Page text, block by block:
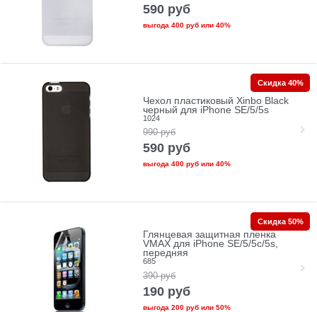
590 руб
выгода 400 рубили 40%
Чехол пластиковый Xinbo Black
черный для iPhone SE/5/5s
1024
990 руб
590 руб
выгода 400 рубили 40%
Скидка 40%
Глянцевая защитная пленка
VMAX для iPhone SE/5/5c/5s,
передняя
685
390 руб
190 руб
выгода 200 рубили 50%
Скидка 50%